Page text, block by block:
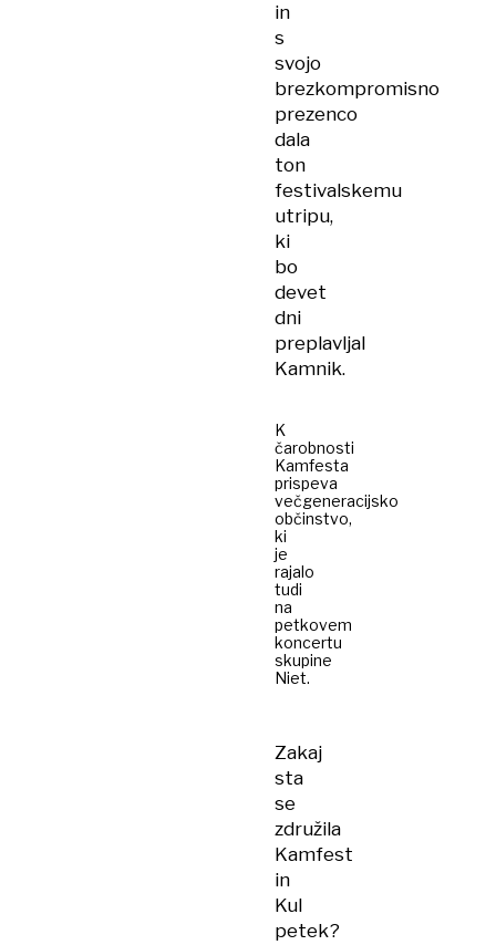
in
s
svojo
brezkompromisno
prezenco
dala
ton
festivalskemu
utripu,
ki
bo
devet
dni
preplavljal
Kamnik.
K
čarobnosti
Kamfesta
prispeva
večgeneracijsko
občinstvo,
ki
je
rajalo
tudi
na
petkovem
koncertu
skupine
Niet.
Zakaj
sta
se
združila
Kamfest
in
Kul
petek?